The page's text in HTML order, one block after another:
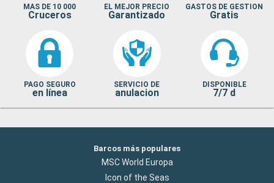
MAS DE 10 000
Cruceros
EL MEJOR PRECIO
Garantizado
GASTOS DE GESTION
Gratis
PAGO SEGURO
en línea
SERVICIO DE
anulacion
DISPONIBLE
7/7 d
Barcos más populares
MSC World Europa
Icon of the Seas